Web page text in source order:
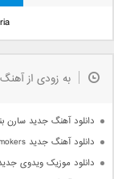
به زودی از
دانلود آهنگ جدید سارن
دانلود آهنگ جدید The Chainsmokers و Emily Warren بنام Side Effects
دانلود موزیک ویدوی